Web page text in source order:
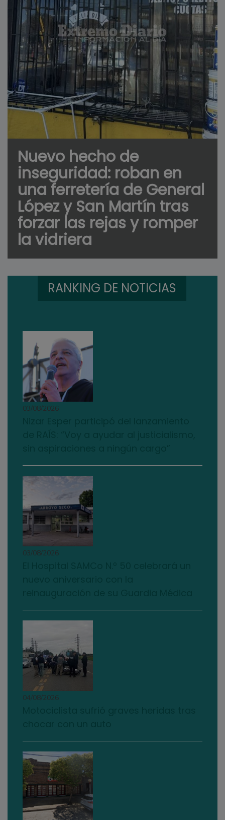
Nuevo hecho de
inseguridad: roban en
una ferretería de General
López y San Martín tras
forzar las rejas y romper
la vidriera
RANKING DE NOTICIAS
03/08/2026
03/08/2026
04/08/2026